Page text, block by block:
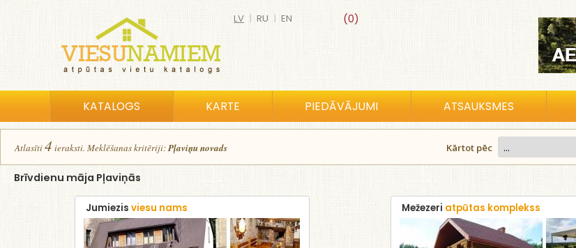
(0)
LV | RU | EN
KATALOGS KARTE PIEDĀVĀJUMI ATSAUKSMES
Atlasīti4 ieraksti. Meklēšanas kritēriji:Pļaviņu novads Kārtot pēc
Brīvdienu māja Pļaviņās
Jumiezis viesu nams Mežezeri atpūtas komplekss